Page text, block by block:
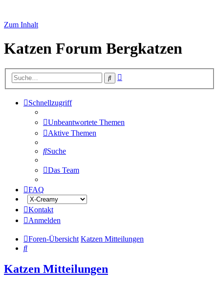
Zum Inhalt
Katzen Forum Bergkatzen
Suche
Schnellzugriff
Unbeantwortete Themen
Aktive Themen
Suche
Das Team
FAQ
Kontakt
Anmelden
Foren-Übersicht Katzen Mitteilungen
Suche
Katzen Mitteilungen